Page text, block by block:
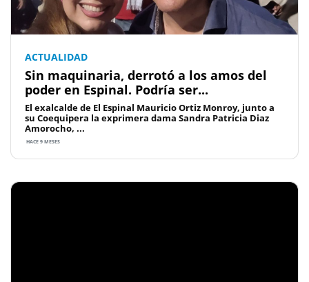
ACTUALIDAD
Sin maquinaria, derrotó a los amos del
poder en Espinal. Podría ser...
El exalcalde de El Espinal Mauricio Ortiz Monroy, junto a
su Coequipera la exprimera dama Sandra Patricia Diaz
Amorocho, ...
HACE 9 MESES